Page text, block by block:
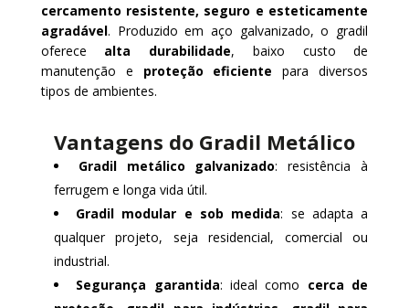
cercamento resistente, seguro e esteticamente
agradável. Produzido em aço galvanizado, o gradil
oferece alta durabilidade, baixo custo de
manutenção e proteção eficiente para diversos
tipos de ambientes.
Vantagens do Gradil Metálico
Gradil metálico galvanizado: resistência à
ferrugem e longa vida útil.
Gradil modular e sob medida: se adapta a
qualquer projeto, seja residencial, comercial ou
industrial.
Segurança garantida: ideal como cerca de